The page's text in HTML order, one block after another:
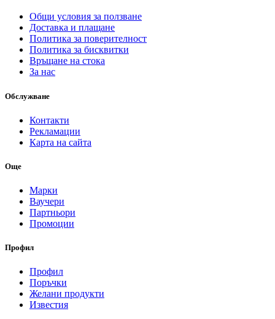
Общи условия за ползване
Доставка и плащане
Политика за поверителност
Политика за бисквитки
Връщане на стока
За нас
Обслужване
Контакти
Рекламации
Карта на сайта
Още
Марки
Ваучери
Партньори
Промоции
Профил
Профил
Поръчки
Желани продукти
Известия